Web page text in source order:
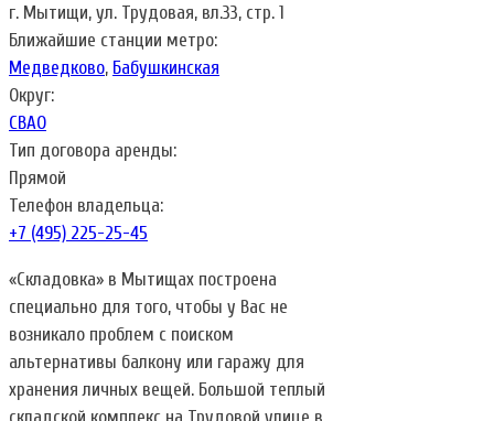
г. Мытищи, ул. Трудовая, вл.33, стр. 1
Ближайшие станции метро:
Медведково, Бабушкинская
Округ:
СВАО
Тип договора аренды:
Прямой
Телефон владельца:
+7 (495) 225-25-45
«Складовка» в Мытищах построена
специально для того, чтобы у Вас не
возникало проблем с поиском
альтернативы балкону или гаражу для
хранения личных вещей. Большой теплый